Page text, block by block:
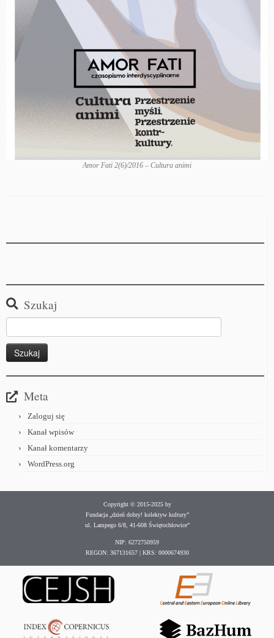
Amor Fati 2(6)/2016 – Cultura animi
Szukaj
Meta
Zaloguj się
Kanał wpisów
Kanał komentarzy
WordPress.org
Copyright © 2015-2025 by
Fundacja „dzień dobry! kolektyw kultury”
ul. Lampego 6/8, 41-608 Świętochłowice”
NIP: 6272750959
REGON: 367131657 | KRS: 0000674930